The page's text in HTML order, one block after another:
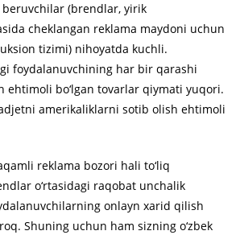
(brendlar, yirik
cheklangan reklama maydoni uchun
tizimi) nihoyatda kuchli.
foydalanuvchining har bir qarashi
ehtimoli bo‘lgan tovarlar qiymati yuqori.
amerikaliklarni sotib olish ehtimoli
reklama bozori hali to‘liq
o‘rtasidagi raqobat unchalik
onlayn xarid qilish
Shuning uchun ham sizning o‘zbek